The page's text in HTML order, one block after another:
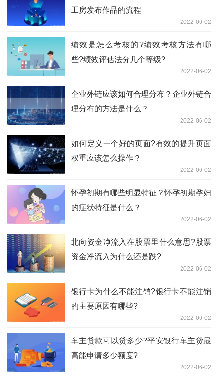
工房发布作品的流程
2022-06-02
绩效是怎么考核的?绩效考核方法有哪
些?绩效评估法分几个等级?
2022-06-02
企业外链应该如何合理分布？企业外链合
理分布的方法是什么？
2022-06-02
如何定义一个好的页面?有效的提升页面
权重应该怎么操作？
2022-06-02
怀孕初期有哪些明显特征？怀孕初期孕妇
的症状特征是什么？
2022-06-02
北向资金净流入在股票里什么意思?股票
资金净流入为什么还是跌?
2022-06-02
银行卡为什么不能注销?银行卡不能注销
的主要原因有哪些?
2022-06-02
车主贷款可以贷多少?平安银行车主贷最
高能申请多少额度?
2022-06-02